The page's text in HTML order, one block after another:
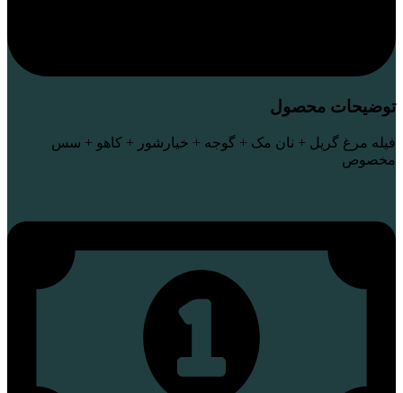
توضیحات محصول
فیله مرغ گریل + نان مک + گوجه + خیارشور + کاهو + سس
مخصوص